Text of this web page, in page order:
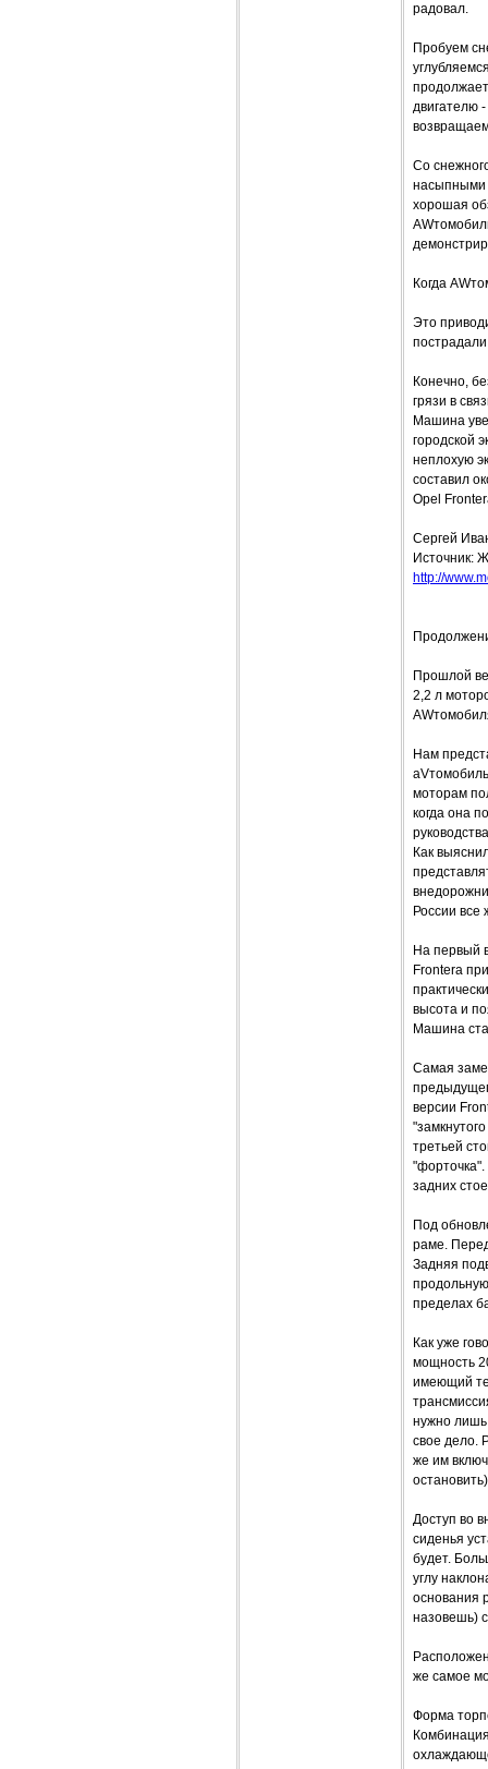
радовал.
Пробуем
двигателю
Со
насыпными
хорошая
Когда
Это
Конечно,
грязи в
Машина
городской
неплохую
составил
Opel
Сергей
Источник:
http://
Прошлой
2,2 л
Нам
моторам
когда она
Как
России все
На первый
Frontera
высота и
Машина
Самая
версии
третьей
"форточка".
задних
Под
раме.
Задняя
пределах
Как уже
мощность
имеющий
нужно лишь
свое дело.
же им
Доступ во
сиденья
будет.
углу
основания
назовешь)
же самое
Форма